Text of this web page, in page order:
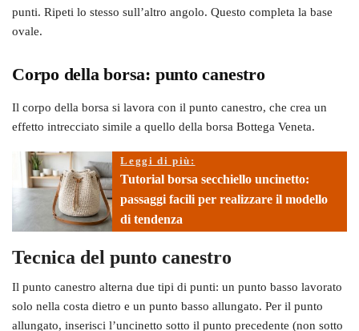
punti. Ripeti lo stesso sull’altro angolo. Questo completa la base
ovale.
Corpo della borsa: punto canestro
Il corpo della borsa si lavora con il punto canestro, che crea un
effetto intrecciato simile a quello della borsa Bottega Veneta.
Leggi di più:
Tutorial borsa secchiello uncinetto:
passaggi facili per realizzare il modello
di tendenza
Tecnica del punto canestro
Il punto canestro alterna due tipi di punti: un punto basso lavorato
solo nella costa dietro e un punto basso allungato. Per il punto
allungato, inserisci l’uncinetto sotto il punto precedente (non sotto